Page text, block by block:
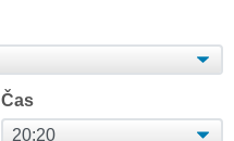
Čas